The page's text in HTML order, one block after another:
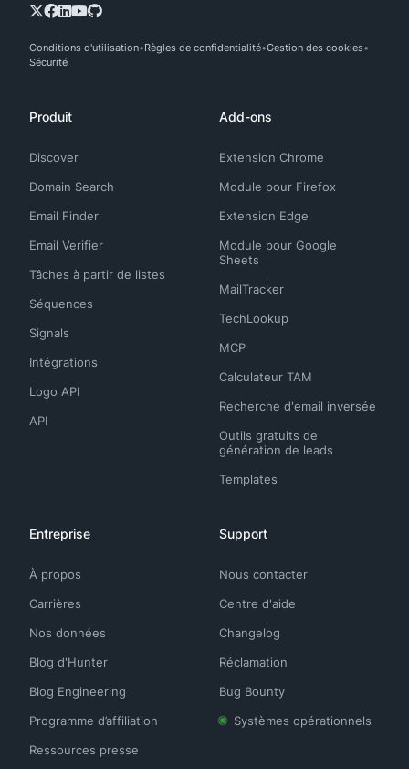
Conditions d'utilisation Règles de confidentialité Gestion des cookies
Sécurité
Produit
Discover
Domain Search
Email Finder
Email Verifier
Tâches à partir de listes
Séquences
Signals
Intégrations
Logo API
API
Add-ons
Extension Chrome
Module pour Firefox
Extension Edge
Module pour Google
Sheets
MailTracker
TechLookup
MCP
Calculateur TAM
Recherche d'email inversée
Outils gratuits de
génération de leads
Templates
Entreprise
À propos
Carrières
Nos données
Blog d'Hunter
Blog Engineering
Programme d’affiliation
Ressources presse
Support
Nous contacter
Centre d'aide
Changelog
Réclamation
Bug Bounty
Systèmes opérationnels